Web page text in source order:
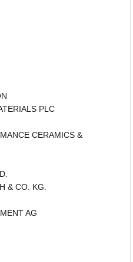
PLC
CERAMICS &
& CO. KG.
AG